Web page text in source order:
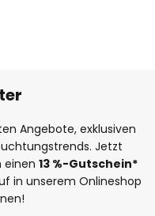
Angebote, exklusiven
Jetzt
einen 13 %-Gutschein*
in unserem Onlineshop